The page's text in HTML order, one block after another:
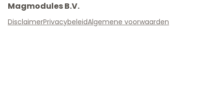
Magmodules B.V.
DisclaimerPrivacybeleidAlgemene voorwaarden